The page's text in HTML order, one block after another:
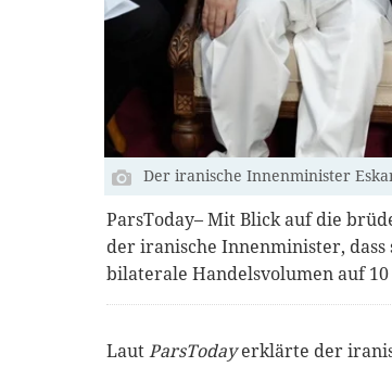
Der iranische Innenminister
ParsToday– Mit Blick auf die
der iranische Innenminister,
bilaterale Handelsvolumen auf
LautParsTodayerklärte der